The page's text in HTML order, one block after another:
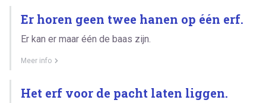
Er horen geen twee hanen op één erf.
Er kan er maar één de baas zijn.
Meer info
Het erf voor de pacht laten liggen.